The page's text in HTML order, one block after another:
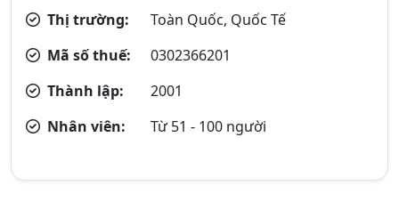
Thị trường:
Toàn Quốc, Quốc Tế
Mã số thuế:
0302366201
Thành lập:
2001
Nhân viên:
Từ 51 - 100 người